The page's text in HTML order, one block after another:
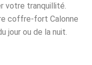
votre tranquillité.
coffre-fort Calonne
jour ou de la nuit.